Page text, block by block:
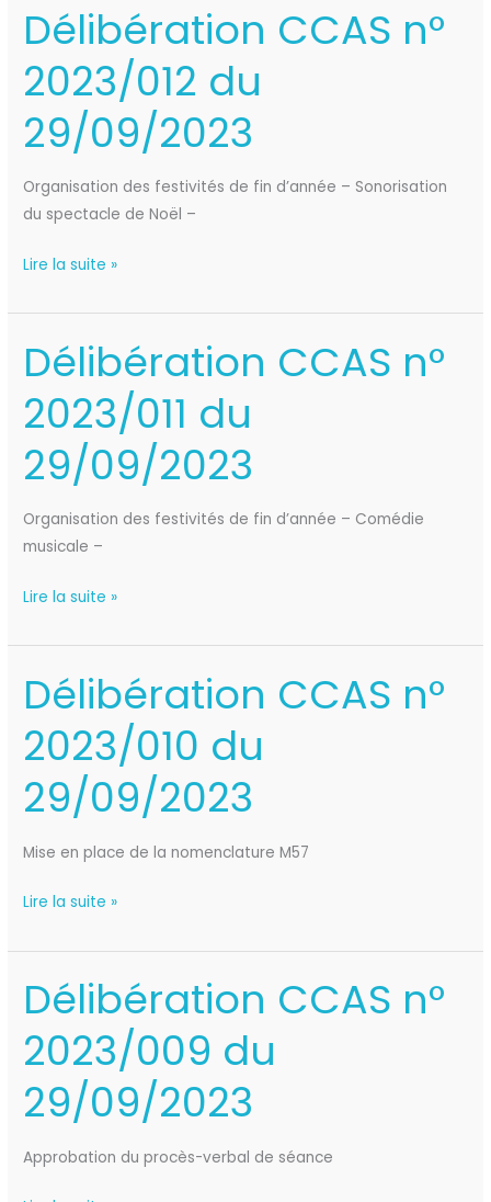
Délibération CCAS n°
2023/012 du
29/09/2023
Organisation des festivités de fin d’année – Sonorisation
du spectacle de Noël –
Délibération
CCAS
n°
2023/012
du
29/09/2023
Lire la suite »
Délibération CCAS n°
2023/011 du
29/09/2023
Organisation des festivités de fin d’année – Comédie
musicale –
Délibération
CCAS
n°
2023/011
du
29/09/2023
Lire la suite »
Délibération CCAS n°
2023/010 du
29/09/2023
Mise en place de la nomenclature M57
Délibération
CCAS
n°
2023/010
du
29/09/2023
Lire la suite »
Délibération CCAS n°
2023/009 du
29/09/2023
Approbation du procès-verbal de séance
Délibération
CCAS
n°
2023/009
du
29/09/2023